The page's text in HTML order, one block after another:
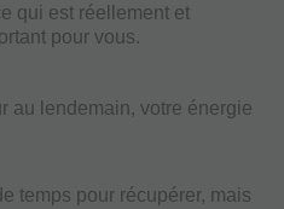
qui est réellement et
pour vous.
au lendemain, votre énergie
temps pour récupérer, mais